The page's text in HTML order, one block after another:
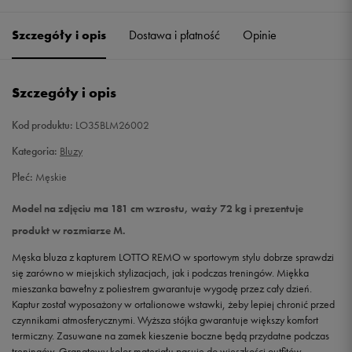
L Powiadom o dostępności
Szczegóły i opis Dostawa i płatność Opinie
Szczegóły i opis
Kod produktu: LO35BLM26002
Kategoria: Bluzy
Płeć: Męskie
Model na zdjęciu ma 181 cm wzrostu, waży 72 kg i prezentuje
produkt w rozmiarze M.
Męska bluza z kapturem LOTTO REMO w sportowym stylu dobrze sprawdzi
się zarówno w miejskich stylizacjach, jak i podczas treningów. Miękka
mieszanka bawełny z poliestrem gwarantuje wygodę przez cały dzień.
Kaptur został wyposażony w ortalionowe wstawki, żeby lepiej chronić przed
czynnikami atmosferycznymi. Wyższa stójka gwarantuje większy komfort
termiczny. Zasuwane na zamek kieszenie boczne będą przydatne podczas